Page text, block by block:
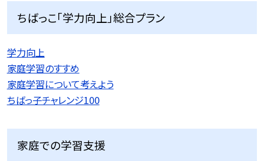
ちばっこ「学力向上」総合プラン
学力向上
家庭学習のすすめ
家庭学習について考えよう
ちばっ子チャレンジ100
家庭での学習支援